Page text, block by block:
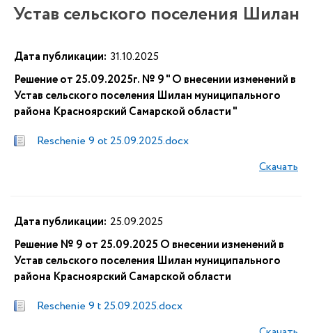
Устав сельского поселения Шилан
Дата публикации: 31.10.2025
Решение от 25.09.2025г. № 9 " О внесении изменений в
Устав сельского поселения Шилан муниципального
района Красноярский Самарской области "
Reschenie 9 ot 25.09.2025.docx
Скачать
Дата публикации: 25.09.2025
Решение № 9 от 25.09.2025 О внесении изменений в
Устав сельского поселения Шилан муниципального
района Красноярский Самарской области
Reschenie 9 t 25.09.2025.docx